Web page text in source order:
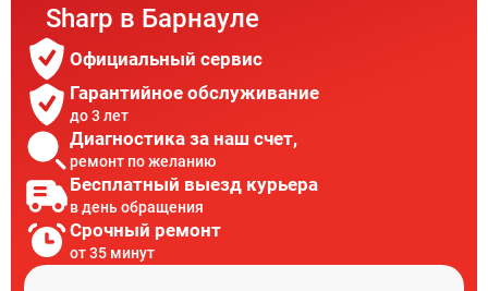
Sharp в Барнауле
Официальный сервис
Гарантийное обслуживание
до 3 лет
Диагностика за наш счет,
ремонт по желанию
Бесплатный выезд курьера
в день обращения
Срочный ремонт
от 35 минут